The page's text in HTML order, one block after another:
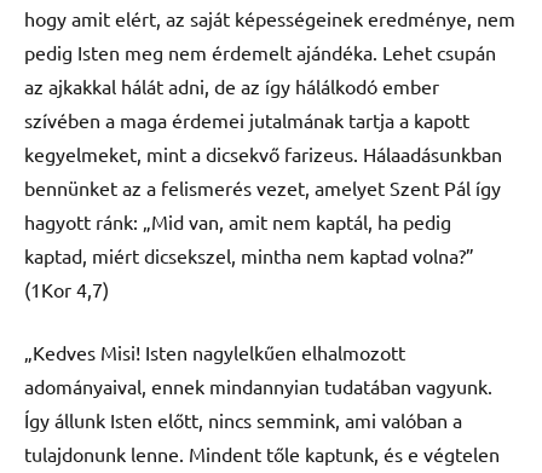
hogy amit elért, az saját képességeinek eredménye, nem
pedig Isten meg nem érdemelt ajándéka. Lehet csupán
az ajkakkal hálát adni, de az így hálálkodó ember
szívében a maga érdemei jutalmának tartja a kapott
kegyelmeket, mint a dicsekvő farizeus. Hálaadásunkban
bennünket az a felismerés vezet, amelyet Szent Pál így
hagyott ránk: „Mid van, amit nem kaptál, ha pedig
kaptad, miért dicsekszel, mintha nem kaptad volna?”
(1Kor 4,7)
„Kedves Misi! Isten nagylelkűen elhalmozott
adományaival, ennek mindannyian tudatában vagyunk.
Így állunk Isten előtt, nincs semmink, ami valóban a
tulajdonunk lenne. Mindent tőle kaptunk, és e végtelen